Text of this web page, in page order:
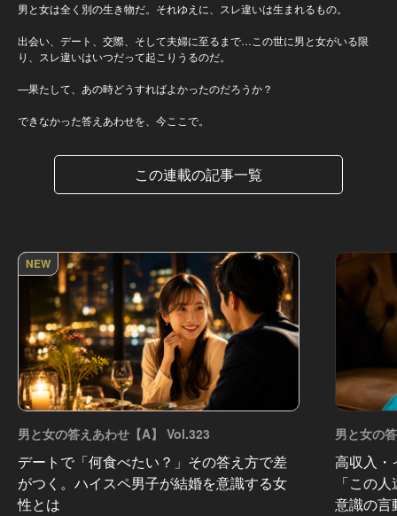
男と女は全く別の生き物だ。それゆえに、スレ違いは生まれるもの。
出会い、デート、交際、そして夫婦に至るまで…この世に男と女がいる限
り、スレ違いはいつだって起こりうるのだ。
—果たして、あの時どうすればよかったのだろうか？
できなかった答えあわせを、今ここで。
この連載の記事一覧
NEW
男と女の答えあわせ【A】 Vol.323
デートで「何食べたい？」その答え方で差
がつく。ハイスペ男子が結婚を意識する女
性とは
男と女の
高収入
「この
意識の言